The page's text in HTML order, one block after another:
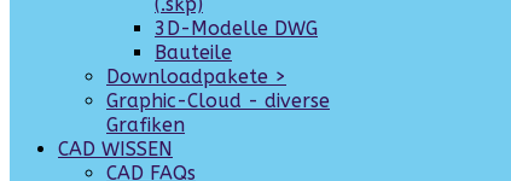
3D-Modelle DWG
Bauteile
Downloadpakete >
Graphic-Cloud - diverse
Grafiken
CAD WISSEN
CAD FAQs